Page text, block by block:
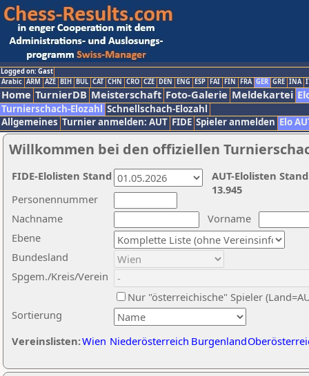
Logged on: Gast
Arabic ARM AZE BIH BUL CAT CHN CRO CZE DEN ENG ESP FAI FIN FRA GER GRE INA
Home TurnierDB Meisterschaft Foto-Galerie Meldekartei
Turnierschach-Elozahl Schnellschach-Elozahl
Allgemeines Turnier anmelden: AUT FIDE Spieler anmelden Elo
Willkommen bei den offiziellen
Nachname
Vorname
Ebene
Sortierung
Personennummer
Bundesland
Spgem./Kreis/Verein
Nur "österreichische" Spieler
Vereinslisten:Wien Niederösterreich Burgenland
AUT-Elolisten
13.945
FIDE-Elolisten Stand